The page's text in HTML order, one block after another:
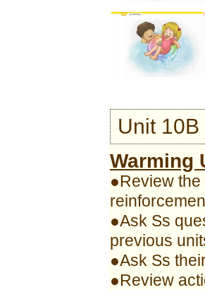
Unit 10B
Warming
●Review
●Ask Ss
previous
●Ask Ss
●Review